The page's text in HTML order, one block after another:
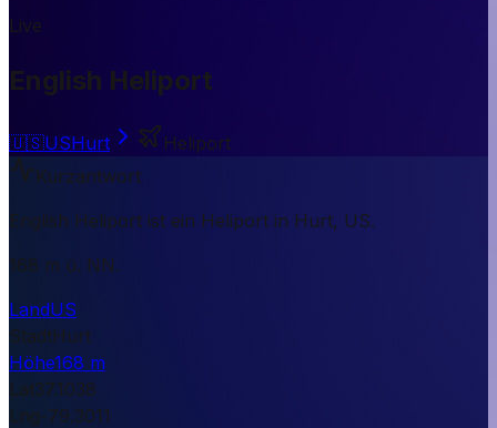
Live
English Heliport
🇺🇸USHurt
Heliport
Kurzantwort
English Heliport ist ein Heliport in Hurt, US.
168 m ü. NN.
LandUS
StadtHurt
Höhe168 m
Lat37.1038
Lng-79.3011